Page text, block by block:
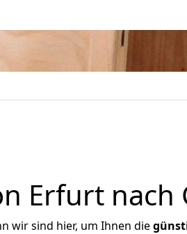
Erfurt nach
wir sind hier, um Ihnen die